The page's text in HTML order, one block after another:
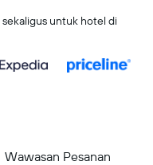
sekaligus untuk hotel di
Wawasan Pesanan